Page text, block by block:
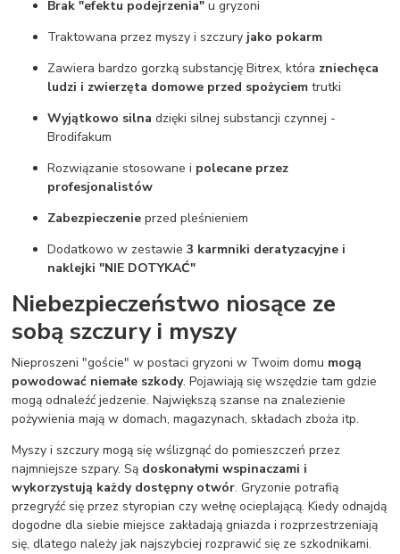
Brak "efektu podejrzenia" u gryzoni
Traktowana przez myszy i szczury jako pokarm
Zawiera bardzo gorzką substancję Bitrex, która zniechęca
ludzi i zwierzęta domowe przed spożyciem trutki
Wyjątkowo silna dzięki silnej substancji czynnej -
Brodifakum
Rozwiązanie stosowane i polecane przez
profesjonalistów
Zabezpieczenie przed pleśnieniem
Dodatkowo w zestawie3 karmniki deratyzacyjne i
naklejki "NIE DOTYKAĆ"
Niebezpieczeństwo niosące ze
sobą szczury i myszy
Nieproszeni "goście" w postaci gryzoni w Twoim domu mogą
powodować niemałe szkody. Pojawiają się wszędzie tam gdzie
mogą odnaleźć jedzenie. Największą szanse na znalezienie
pożywienia mają w domach, magazynach, składach zboża itp.
Myszy i szczury mogą się wślizgnąć do pomieszczeń przez
najmniejsze szpary. Są doskonałymi wspinaczami i
wykorzystują każdy dostępny otwór. Gryzonie potrafią
przegryźć się przez styropian czy wełnę ocieplającą. Kiedy odnajdą
dogodne dla siebie miejsce zakładają gniazda i rozprzestrzeniają
się, dlatego należy jak najszybciej rozprawić się ze szkodnikami.